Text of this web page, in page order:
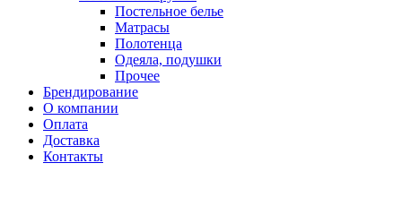
Постельное белье
Матрасы
Полотенца
Одеяла, подушки
Прочее
Брендирование
О компании
Оплата
Доставка
Контакты